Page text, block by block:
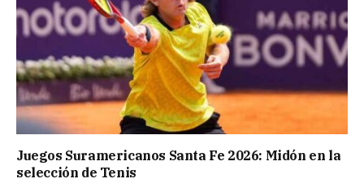
Juegos Suramericanos Santa Fe 2026: Midón en la
selección de Tenis